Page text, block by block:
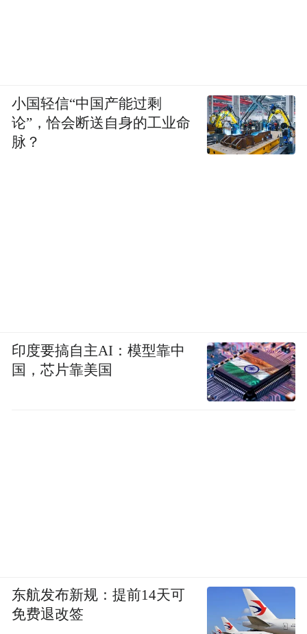
小国轻信“中国产能过剩
论”，恰会断送自身的工业命
脉？
印度要搞自主AI：模型靠中
国，芯片靠美国
东航发布新规：提前14天可
免费退改签